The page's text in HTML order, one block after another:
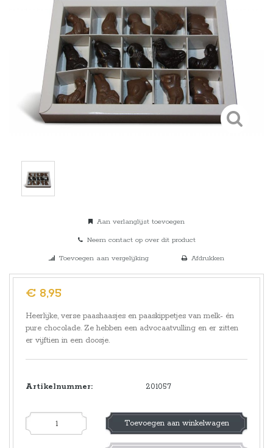
Aan verlanglijst toevoegen
Neem contact op over dit product
Toevoegen aan vergelijking
Afdrukken
€ 8,95
Heerlijke, verse paashaasjes en paaskippetjes van melk- én
pure chocolade. Ze hebben een advocaatvulling en er zitten
er vijftien in een doosje.
Artikelnummer: 201057
Toevoegen aan winkelwagen